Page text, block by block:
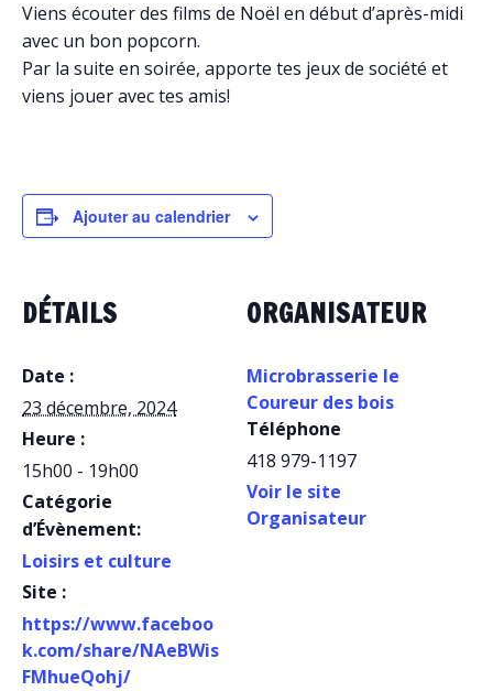
Viens écouter des films de Noël en début d’après-midi
avec un bon popcorn.
Par la suite en soirée, apporte tes jeux de société et
viens jouer avec tes amis!
Ajouter au calendrier
DÉTAILS
Date :
23 décembre, 2024
Heure :
15h00 - 19h00
Catégorie
d’Évènement:
Loisirs et culture
Site :
https://www.faceboo
k.com/share/NAeBWis
FMhueQohj/
ORGANISATEUR
Microbrasserie le
Coureur des bois
Téléphone
418 979-1197
Voir le site
Organisateur